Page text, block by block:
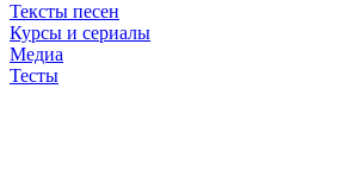
Тексты песен
Курсы и сериалы
Медиа
Тесты